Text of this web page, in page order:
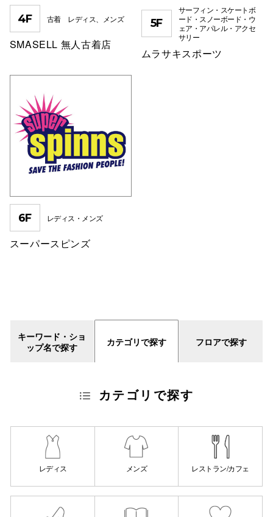
4F 古着 レディス、メンズ
SMASELL 無人古着店
5F
サーフィン・スケートボ
ード・スノーボード・ウ
ェア・アパレル・アクセ
サリー
ムラサキスポーツ
6F レディス・メンズ
スーパースピンズ
キーワード・ショ
ップ名で探す
カテゴリで探す
カテゴリで探す
レディス メンズ レストラン/カフェ
フロアで探す
高崎オ
新百合丘